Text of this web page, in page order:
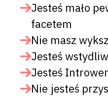
Jesteś mało
facetem
Nie masz
Jesteś
Jesteś
Nie jesteś